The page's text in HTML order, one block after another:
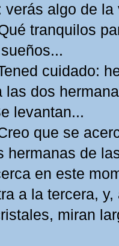
verás algo de la
tranquilos
cuidado:
las dos
levantan...
que se
hermanas de
en este
a la tercera,
miran